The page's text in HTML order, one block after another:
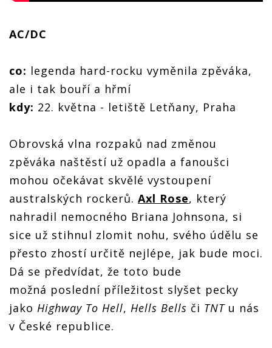
AC/DC
co: legenda hard-rocku vyměnila zpěváka,
ale i tak bouří a hřmí
kdy: 22. května - letiště Letňany, Praha
Obrovská vlna rozpaků nad změnou
zpěváka naštěstí už opadla a fanoušci
mohou očekávat skvělé vystoupení
australských rockerů. Axl Rose, který
nahradil nemocného Briana Johnsona, si
sice už stihnul zlomit nohu, svého údělu se
přesto zhostí určitě nejlépe, jak bude moci.
Dá se předvídat, že toto bude
možná poslední příležitost slyšet pecky
jako Highway To Hell, Hells Bells či TNTu nás
v České republice.